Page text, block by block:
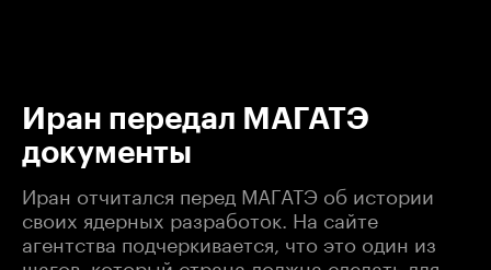
Иран передал МАГАТЭ
документы
Иран отчитался перед МАГАТЭ об истории
своих ядерных разработок. На сайте
агентства подчеркивается, что это один из